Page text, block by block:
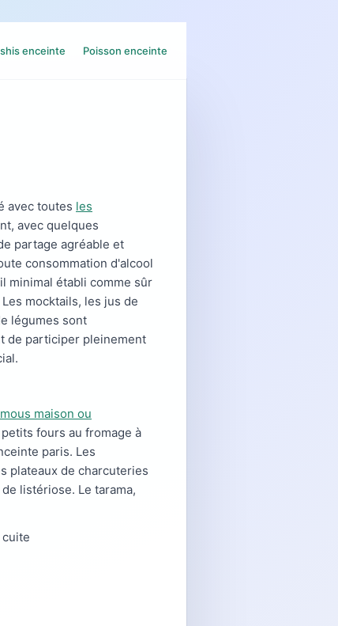
enceinte Poisson enceinte
avec toutes les
avec quelques
partage agréable et
consommation d'alcool
minimal établi comme sûr
mocktails, les jus de
légumes sont
de participer pleinement
maison ou
fours au fromage à
paris. Les
plateaux de charcuteries
listériose. Le tarama,